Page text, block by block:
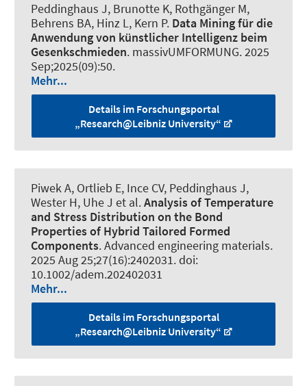
Peddinghaus J, Brunotte K, Rothgänger M,
Behrens BA, Hinz L, Kern P. Data Mining für die
Anwendung von künstlicher Intelligenz beim
Gesenkschmieden. massivUMFORMUNG. 2025
Sep;2025(09):50.
Mehr...
Details im Forschungsportal
„Research@Leibniz University“
Piwek A, Ortlieb E, Ince CV, Peddinghaus J,
Wester H, Uhe J et al.Analysis of Temperature
and Stress Distribution on the Bond
Properties of Hybrid Tailored Formed
Components.Advanced engineering materials.
2025 Aug 25;27(16):2402031. doi:
10.1002/adem.202402031
Mehr...
Details im Forschungsportal
„Research@Leibniz University“